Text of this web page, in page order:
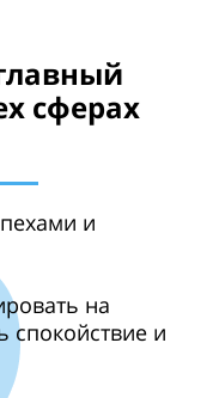
сферах
и
на
спокойствие и